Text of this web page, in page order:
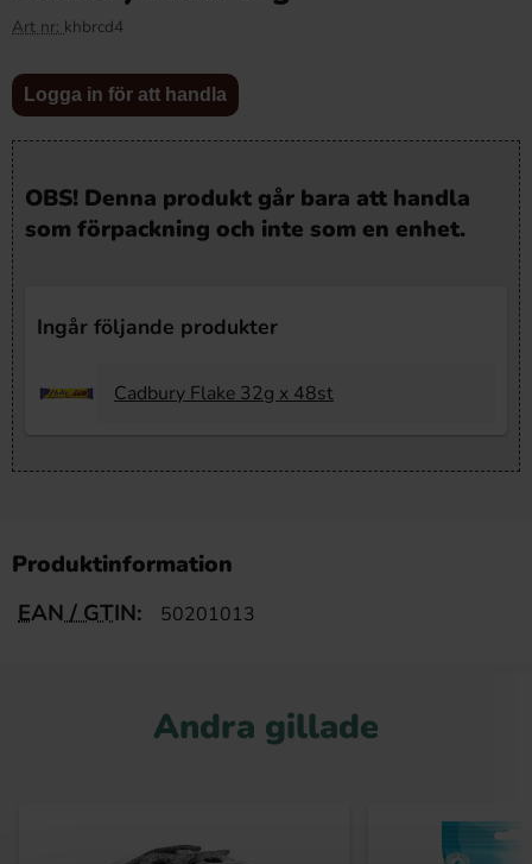
Art nr: khbrcd4
Logga in för att handla
OBS! Denna produkt går bara att handla
som förpackning och inte som en enhet.
Ingår följande produkter
Cadbury Flake 32g x 48st
Produktinformation
EAN / GTIN:
50201013
Andra gillade